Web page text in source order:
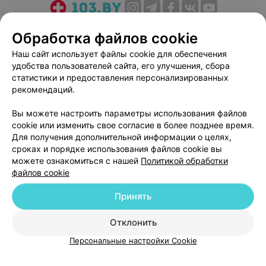
Медицинский маркетинг
Публичный договор
Пользовательское соглашение
Способы оплаты
Вакансии
Партнеры
Написать руководителю 103.by
Персональные настройки cookie
Обработка персональных данных
© 2026 ООО «Артокс Лаб», УНП 191700409| 220012, Республика Беларусь,
г. Минск, улица Толбухина, 2, пом. 16 | help@103.by
Обработка файлов cookie
Наш сайт использует файлы cookie для обеспечения
удобства пользователей сайта, его улучшения, сбора
статистики и предоставления персонализированных
рекомендаций.
Вы можете настроить параметры использования файлов
cookie или изменить свое согласие в более позднее время.
Для получения дополнительной информации о целях,
сроках и порядке использования файлов cookie вы
можете ознакомиться с нашей Политикой обработки
файлов cookie
Отклонить
Принять
Персональные настройки Cookie